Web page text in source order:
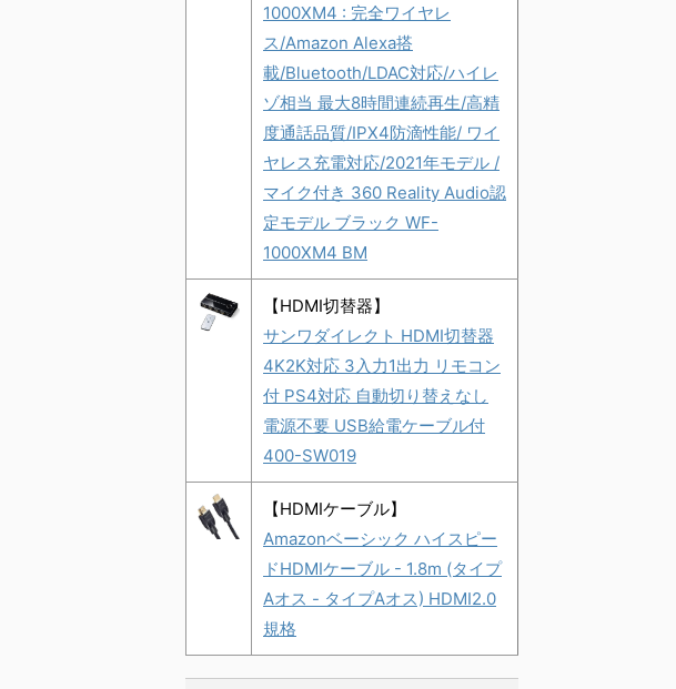
1000XM4 : 完全ワイヤレ
ス/Amazon Alexa搭
載/Bluetooth/LDAC対応/ハイレ
ゾ相当 最大8時間連続再生/高精
度通話品質/IPX4防滴性能/ ワイ
ヤレス充電対応/2021年モデル /
マイク付き 360 Reality Audio認
定モデル ブラック WF-
1000XM4 BM
【HDMI切替器】
サンワダイレクト HDMI切替器
4K2K対応 3入力1出力 リモコン
付 PS4対応 自動切り替えなし
電源不要 USB給電ケーブル付
400-SW019
【HDMIケーブル】
Amazonベーシック ハイスピー
ドHDMIケーブル - 1.8m (タイプ
Aオス - タイプAオス) HDMI2.0
規格